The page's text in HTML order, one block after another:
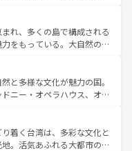
もできる。 なお、新
覧 を参照してほしい。
ョッピング、エンターテイ
ポットだ。一方、アメリカ
ンドキャニオンやイエロー
楽と美食が融合した独特の
の各地域で異なる魅力を楽
な歴史を感じることができ
アメリカ
てほしい。
れ、多くの島で構成される
をもっている。大自然の神
番の観光地といえばオアフ
らマウイ島やカウアイ島が
に輝く海をはじめ、豊かな
々を迎えてくれるハワイの
やハワイアンミュージッ
すべてがハワイの魅力を彩
と多様な文化が魅力の国。
ニー・オペラハウス、オー
えるウルル（エアーズロッ
林やケアンズの熱帯雨林な
、カフェやワイン、オージ
着く台湾は、多彩な文化と
。活気あふれる大都市の台